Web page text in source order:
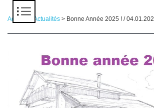
Accueil Actualités > Bonne Année 2025 ! /